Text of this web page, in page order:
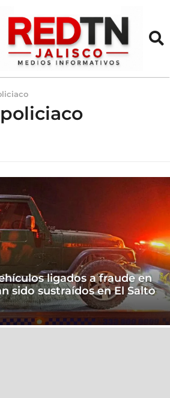
ligados a fraude en
sido sustraídos en El Salto